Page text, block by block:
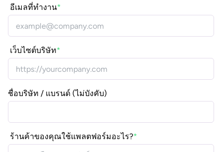
อีเมลที่ทำงาน
เว็บไซต์บริษัท
ชื่อบริษัท / แบรนด์ (ไม่บังคับ)
ร้านค้าของคุณใช้แพลตฟอร์มอะไร?